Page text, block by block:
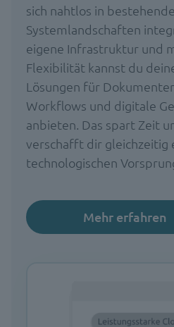
sich nahtlos in bestehende
Systemlandschaften
eigene Infrastruktur und
Flexibilität kannst du
Lösungen für
Workflows und digitale
anbieten. Das spart Zeit
verschafft dir gleichzeitig
technologischen
Mehr erfahren